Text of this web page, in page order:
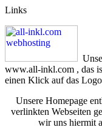
Links
www.all-inkl.com , das
einen Klick auf das
Unsere Homepage
verlinkten Webseiten
wir uns hiermit